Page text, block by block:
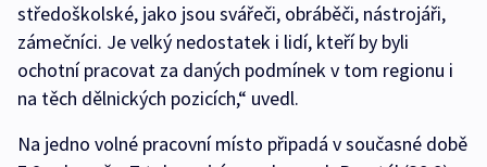
středoškolské, jako jsou svářeči, obráběči, nástrojáři,
zámečníci. Je velký nedostatek i lidí, kteří by byli
ochotní pracovat za daných podmínek v tom regionu i
na těch dělnických pozicích,“ uvedl.
Na jedno volné pracovní místo připadá v současné době